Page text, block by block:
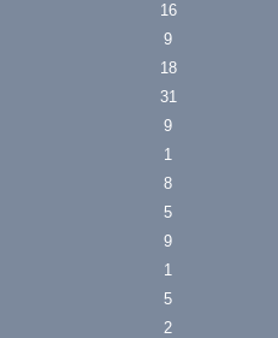
16
9
18
31
9
1
8
5
9
1
5
2